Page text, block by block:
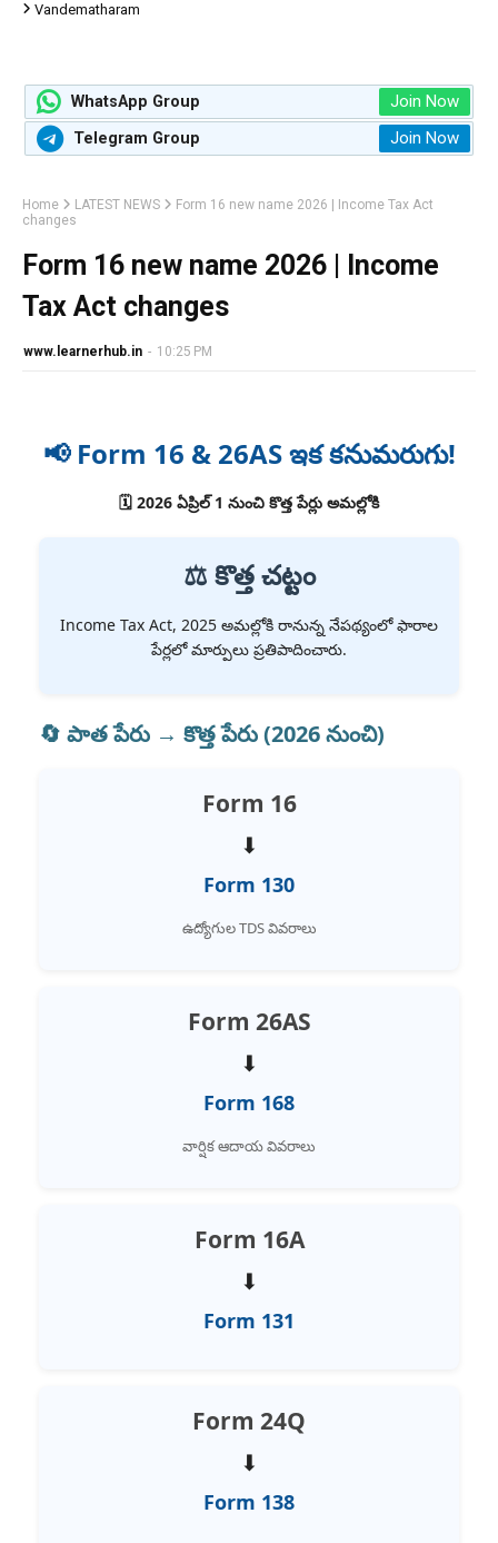
Vandematharam
WhatsApp Group Join Now
Telegram Group Join Now
Home LATEST NEWS
Form 16 new name 2026 | Income Tax Act
changes
Form 16 new name 2026 | Income
Tax Act changes
www.learnerhub.in - 10:25 PM
📢 Form 16 & 26AS ఇక కనుమరుగు!
🗓 2026 ఏప్రిల్ 1 నుంచి కొత్త పేర్లు అమల్లోకి
⚖ కొత్త చట్టం
Income Tax Act, 2025 అమల్లోకి రానున్న నేపథ్యంలో ఫారాల
పేర్లలో మార్పులు ప్రతిపాదించారు.
🔄 పాత పేరు → కొత్త పేరు (2026 నుంచి)
Form 16
⬇
Form 130
ఉద్యోగుల TDS వివరాలు
Form 26AS
⬇
Form 168
వార్షిక ఆదాయ వివరాలు
Form 16A
⬇
Form 131
Form 24Q
⬇
Form 138